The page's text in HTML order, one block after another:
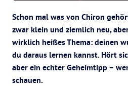
Schon mal was von Chiron
zwar klein und ziemlich neu,
wirklich heißes Thema: deinen
du daraus lernen kannst. Hört
aber ein echter Geheimtipp –
schauen.